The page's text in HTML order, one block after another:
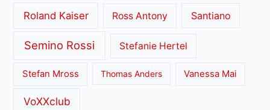
Roland Kaiser Ross Antony Santiano
Semino Rossi Stefanie Hertel
Stefan Mross Thomas Anders Vanessa Mai
VoXXclub